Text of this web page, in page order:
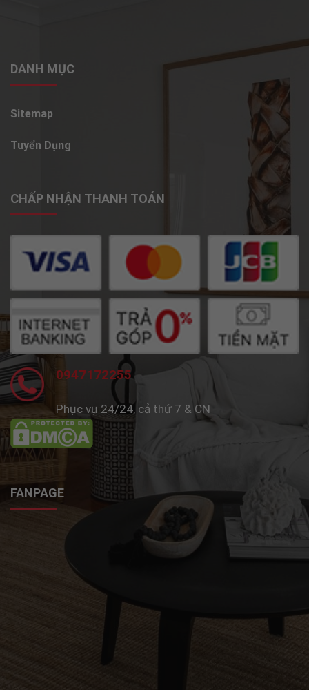
DANH MỤC
Sitemap
Tuyển Dụng
CHẤP NHẬN THANH TOÁN
0947172255
Phục vụ 24/24, cả thứ 7 & CN
FANPAGE